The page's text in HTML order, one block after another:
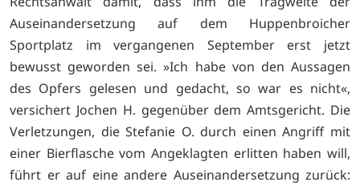
Auseinandersetzung auf dem Huppenbroicher
Sportplatz im vergangenen September erst jetzt
bewusst geworden sei. »Ich habe von den Aussagen
des Opfers gelesen und gedacht, so war es nicht«,
versichert Jochen H. gegenüber dem Amtsgericht. Die
Verletzungen, die Stefanie O. durch einen Angriff mit
einer Bierflasche vom Angeklagten erlitten haben will,
führt er auf eine andere Auseinandersetzung zurück: